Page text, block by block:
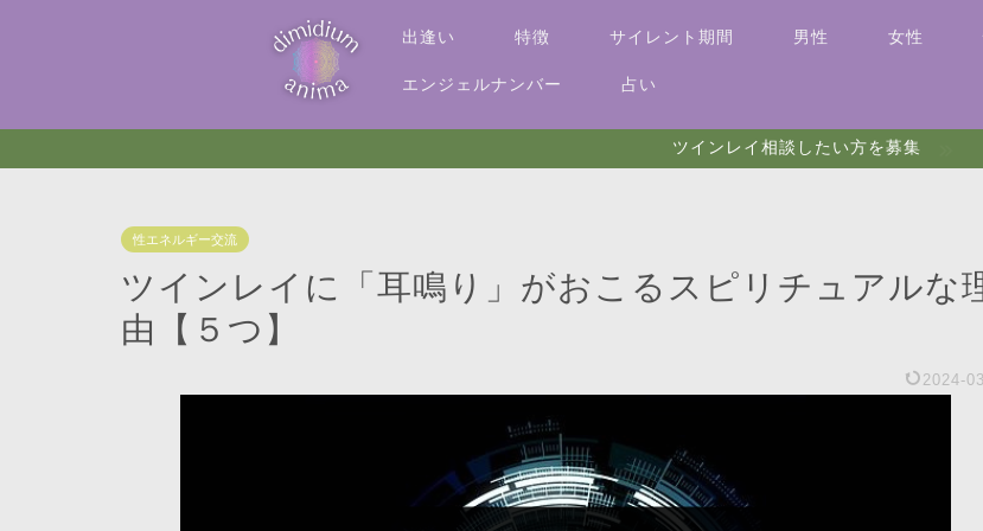
出逢い 特徴 サイレント期間 男性 女性
エンジェルナンバー 占い
ツインレイ相談したい方を募集
性エネルギー交流
ツインレイに「耳鳴り」がおこるスピリチュアルな
由【５つ】
2024-